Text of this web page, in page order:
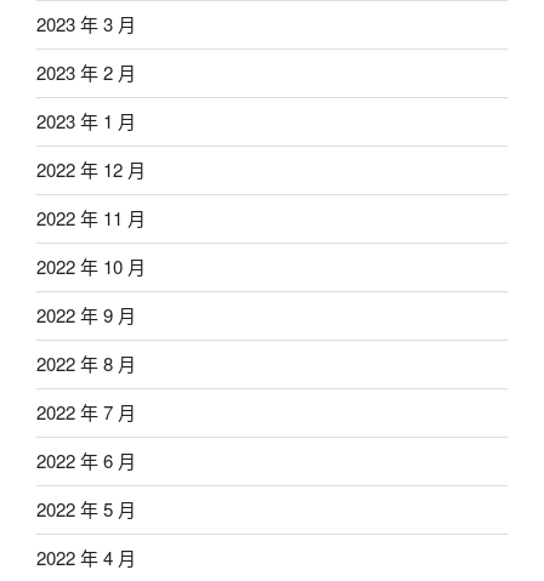
2023 年 3 月
2023 年 2 月
2023 年 1 月
2022 年 12 月
2022 年 11 月
2022 年 10 月
2022 年 9 月
2022 年 8 月
2022 年 7 月
2022 年 6 月
2022 年 5 月
2022 年 4 月